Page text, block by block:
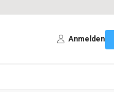
Anmelden